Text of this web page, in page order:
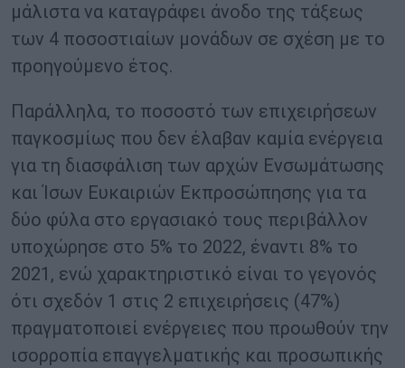
μάλιστα να καταγράφει άνοδο της τάξεως
των 4 ποσοστιαίων μονάδων σε σχέση με το
προηγούμενο έτος.
Παράλληλα, το ποσοστό των επιχειρήσεων
παγκοσμίως που δεν έλαβαν καμία ενέργεια
για τη διασφάλιση των αρχών Ενσωμάτωσης
και Ίσων Ευκαιριών Εκπροσώπησης για τα
δύο φύλα στο εργασιακό τους περιβάλλον
υποχώρησε στο 5% το 2022, έναντι 8% το
2021, ενώ χαρακτηριστικό είναι το γεγονός
ότι σχεδόν 1 στις 2 επιχειρήσεις (47%)
πραγματοποιεί ενέργειες που προωθούν την
ισορροπία επαγγελματικής και προσωπικής